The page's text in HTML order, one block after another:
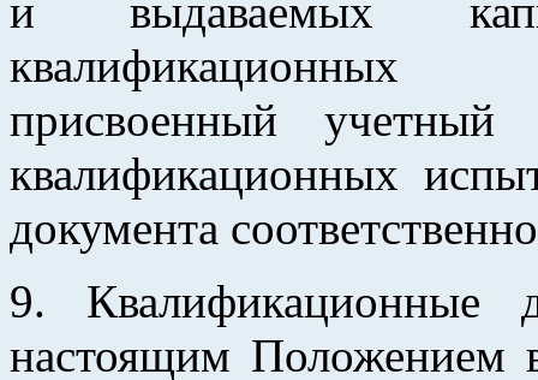
и выдаваемых
квалификационных
присвоенный учетный
квалификационных
документа
9. Квалификационные
настоящим Положением